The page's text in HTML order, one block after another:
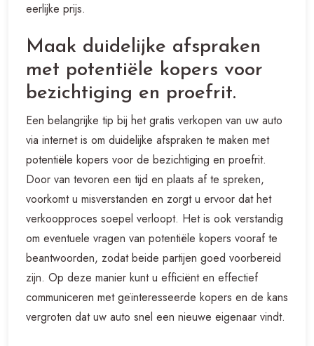
eerlijke prijs.
Maak duidelijke afspraken
met potentiële kopers voor
bezichtiging en proefrit.
Een belangrijke tip bij het gratis verkopen van uw auto
via internet is om duidelijke afspraken te maken met
potentiële kopers voor de bezichtiging en proefrit.
Door van tevoren een tijd en plaats af te spreken,
voorkomt u misverstanden en zorgt u ervoor dat het
verkoopproces soepel verloopt. Het is ook verstandig
om eventuele vragen van potentiële kopers vooraf te
beantwoorden, zodat beide partijen goed voorbereid
zijn. Op deze manier kunt u efficiënt en effectief
communiceren met geïnteresseerde kopers en de kans
vergroten dat uw auto snel een nieuwe eigenaar vindt.